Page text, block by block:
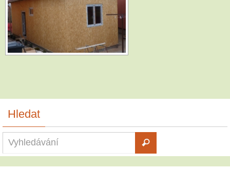
Hledat